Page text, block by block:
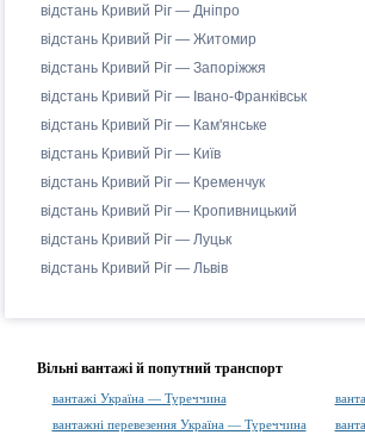
відстань Кривий Ріг — Дніпро
відстань Кривий Ріг — Житомир
відстань Кривий Ріг — Запоріжжя
відстань Кривий Ріг — Івано-Франківськ
відстань Кривий Ріг — Кам'янське
відстань Кривий Ріг — Київ
відстань Кривий Ріг — Кременчук
відстань Кривий Ріг — Кропивницький
відстань Кривий Ріг — Луцьк
відстань Кривий Ріг — Львів
Вільні вантажі й попутний транспорт
вантажі Україна — Туреччина
вантажні перевезення Україна — Туреччина